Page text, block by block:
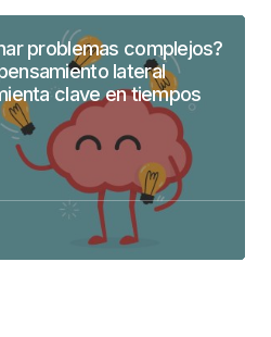
problemas complejos?
lateral
clave en tiempos